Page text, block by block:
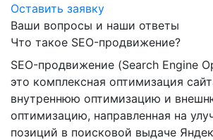
Оставить заявку
Ваши вопросы и наши ответы
Что такое SEO-продвижение?
SEO-продвижение (Search Engine
это комплексная оптимизация
внутреннюю оптимизацию и
оптимизацию, направленная на
позиций в поисковой выдаче